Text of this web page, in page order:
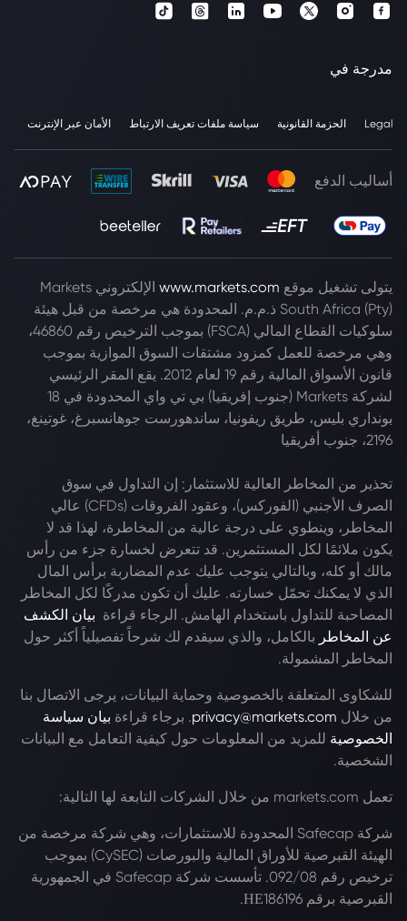
مدرجة في
Legal الحزمة القانونية سياسة ملفات تعريف الارتباط الأمان عبر الإنترنت
أساليب الدفع
يتولى تشغيل موقع www.markets.com
الإلكتروني Markets
South Africa (Pty) ذ.م.م. المحدودة هي مرخصة من قبل هيئة
سلوكيات القطاع المالي (FSCA) بموجب الترخيص رقم 46860،
وهي مرخصة للعمل كمزود مشتقات السوق الموازية بموجب
قانون الأسواق المالية رقم 19 لعام 2012. يقع المقر الرئيسي
لشركة Markets (جنوب إفريقيا) بي تي واي المحدودة في 18
بونداري بليس، طريق ريفونيا، ساندهورست جوهانسبرغ، غوتينغ،
2196، جنوب أفريقيا
تحذير من المخاطر العالية للاستثمار: إن التداول في سوق
الصرف الأجنبي (الفوركس)، وعقود الفروقات (CFDs) عالي
المخاطر، وينطوي على درجة عالية من المخاطرة، لهذا قد لا
يكون ملائمًا لكل المستثمرين. قد تتعرض لخسارة جزء من رأس
مالك أو كله، وبالتالي يتوجب عليك عدم المضاربة برأس المال
الذي لا يمكنك تحمّل خسارته. عليك أن تكون مدركًا لكل المخاطر
المصاحبة للتداول باستخدام الهامش. الرجاء قراءة بيان الكشف
عن المخاطر بالكامل، والذي سيقدم لك شرحاً تفصيلياً أكثر حول
المخاطر المشمولة.
للشكاوى المتعلقة بالخصوصية وحماية البيانات، يرجى الاتصال بنا
من خلال privacy@markets.com. برجاء قراءة بيان سياسة
الخصوصية للمزيد من المعلومات حول كيفية التعامل مع البيانات
الشخصية.
تعمل markets.com من خلال الشركات التابعة لها التالية:
شركة Safecap المحدودة للاستثمارات، وهي شركة مرخصة من
الهيئة القبرصية للأوراق المالية والبورصات (CySEC) بموجب
ترخيص رقم 092/08. تأسست شركة Safecap في الجمهورية
القبرصية برقم ΗΕ186196.